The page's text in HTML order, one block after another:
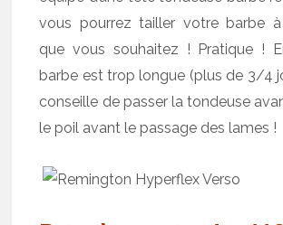
vous pourrez tailler votre barbe
que vous souhaitez ! Pratique !
barbe est trop longue (plus de 3/4
conseille de passer la tondeuse
le poil avant le passage des lames !